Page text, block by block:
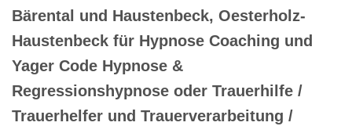
Bärental und Haustenbeck, Oesterholz-
Haustenbeck für Hypnose Coaching und
Yager Code Hypnose &
Regressionshypnose oder Trauerhilfe /
Trauerhelfer und Trauerverarbeitung /